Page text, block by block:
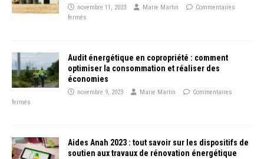
novembre 11, 2023 Marie Martin
Commentaires
fermés
Audit énergétique en copropriété : comment
optimiser la consommation et réaliser des
économies
novembre 9, 2023 Marie Martin
Commentaires
fermés
Aides Anah 2023 : tout savoir sur les dispositifs de
soutien aux travaux de rénovation énergétique